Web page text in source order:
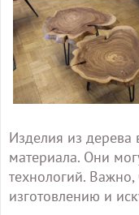
Изделия из дерева
материала. Они
технологий. Важно,
изготовлению и